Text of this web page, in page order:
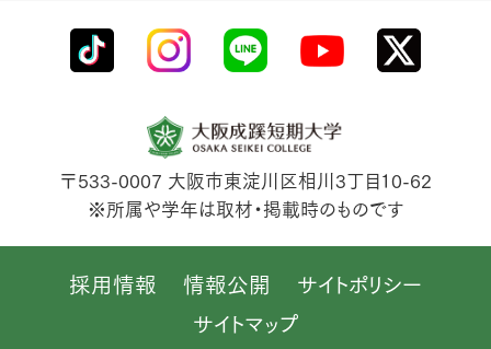
〒533-0007 大阪市東淀川区相川3丁目10-62
※所属や学年は取材・掲載時のものです
採用情報 情報公開
サイトポリシー
サイトマップ